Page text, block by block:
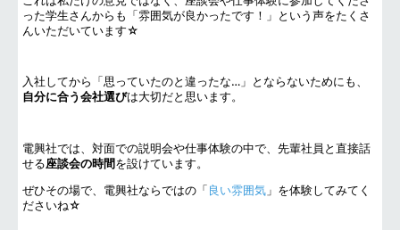
った学生さんからも「雰囲気が良かったです！」という声をたくさ
んいただいています☆
入社してから「思っていたのと違ったな…」とならないためにも、
自分に合う会社選びは大切だと思います。
電興社では、対面での説明会や仕事体験の中で、先輩社員と直接話
せる座談会の時間 を設けています。
ぜひその場で、電興社ならではの「 良い雰囲気 」を体験してみてく
ださいね☆